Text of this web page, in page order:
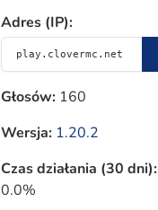
Adres (IP):
Głosów: 160
Wersja: 1.20.2
Czas działania (30 dni):
0.0%